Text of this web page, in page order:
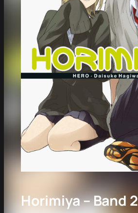
Horimiya – Band 2